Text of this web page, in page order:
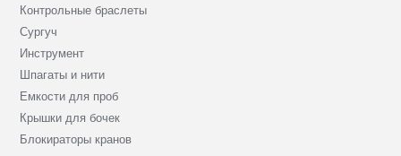
Контрольные браслеты
Сургуч
Инструмент
Шпагаты и нити
Емкости для проб
Крышки для бочек
Блокираторы кранов